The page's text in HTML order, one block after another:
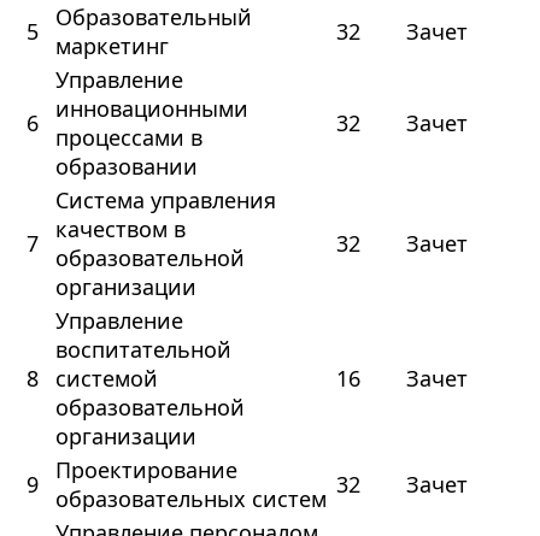
5
Образовательный
маркетинг
32 Зачет
6
Управление
инновационными
процессами в
образовании
32 Зачет
7
Система управления
качеством в
образовательной
организации
32 Зачет
8
Управление
воспитательной
системой
образовательной
организации
16 Зачет
9
Проектирование
образовательных систем 32 Зачет